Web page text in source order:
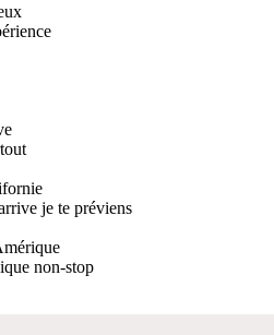
je te préviens
non-stop